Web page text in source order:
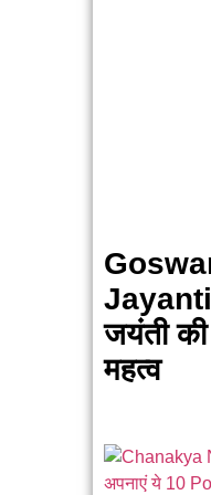
Jayanti
जयंती
महत्व